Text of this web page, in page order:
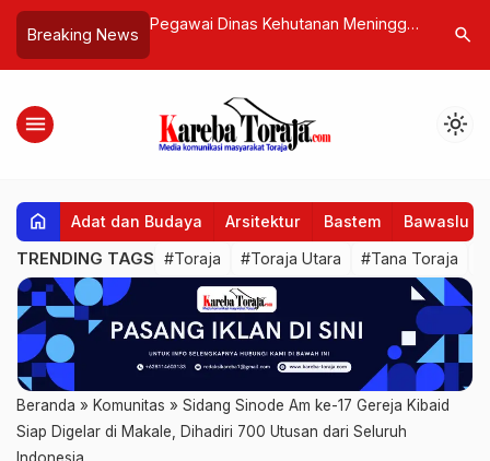
Breaking News
Siba’ta
Lewat “Jalan Tikus”; Cara Oknum
Luar ke Toraja
search
menu light_mode
home Adat dan Budaya Arsitektur Bastem Bawaslu
TRENDING TAGS #Toraja #Toraja Utara #Tana Toraja
Beranda » Komunitas » Sidang Sinode Am ke-17 Gereja Kibaid
Siap Digelar di Makale, Dihadiri 700 Utusan dari Seluruh